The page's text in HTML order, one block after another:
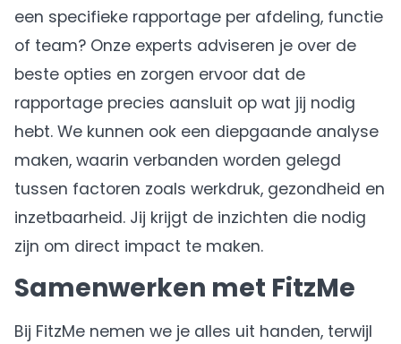
een specifieke rapportage per afdeling, functie
of team? Onze experts adviseren je over de
beste opties en zorgen ervoor dat de
rapportage precies aansluit op wat jij nodig
hebt. We kunnen ook een diepgaande analyse
maken, waarin verbanden worden gelegd
tussen factoren zoals werkdruk, gezondheid en
inzetbaarheid. Jij krijgt de inzichten die nodig
zijn om direct impact te maken.
Samenwerken met FitzMe
Bij FitzMe nemen we je alles uit handen, terwijl